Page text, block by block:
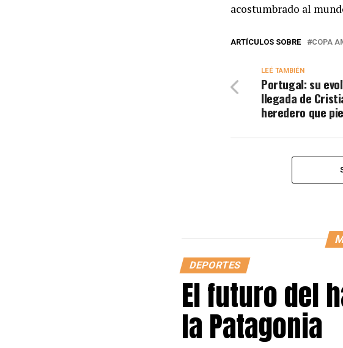
acostumbrado al
ARTÍCULOS SOBRE COPA
LEÉ TAMBIÉN
Portugal: su
llegada de
heredero que
DEPORTES
El futuro del
la Patagonia